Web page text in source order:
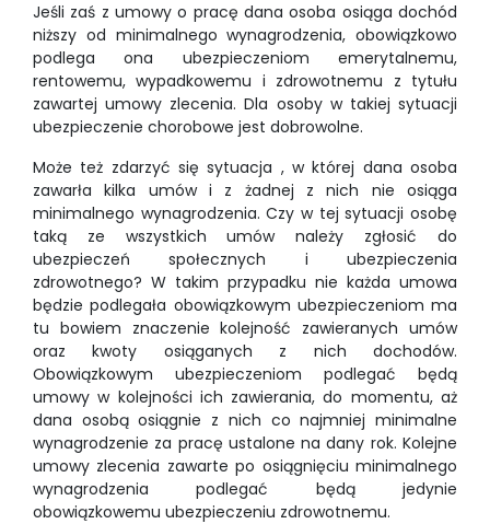
Jeśli zaś z umowy o pracę dana osoba osiąga dochód
niższy od minimalnego wynagrodzenia, obowiązkowo
podlega ona ubezpieczeniom emerytalnemu,
rentowemu, wypadkowemu i zdrowotnemu z tytułu
zawartej umowy zlecenia. Dla osoby w takiej sytuacji
ubezpieczenie chorobowe jest dobrowolne.
Może też zdarzyć się sytuacja , w której dana osoba
zawarła kilka umów i z żadnej z nich nie osiąga
minimalnego wynagrodzenia. Czy w tej sytuacji osobę
taką ze wszystkich umów należy zgłosić do
ubezpieczeń społecznych i ubezpieczenia
zdrowotnego? W takim przypadku nie każda umowa
będzie podlegała obowiązkowym ubezpieczeniom ma
tu bowiem znaczenie kolejność zawieranych umów
oraz kwoty osiąganych z nich dochodów.
Obowiązkowym ubezpieczeniom podlegać będą
umowy w kolejności ich zawierania, do momentu, aż
dana osobą osiągnie z nich co najmniej minimalne
wynagrodzenie za pracę ustalone na dany rok. Kolejne
umowy zlecenia zawarte po osiągnięciu minimalnego
wynagrodzenia podlegać będą jedynie
obowiązkowemu ubezpieczeniu zdrowotnemu.